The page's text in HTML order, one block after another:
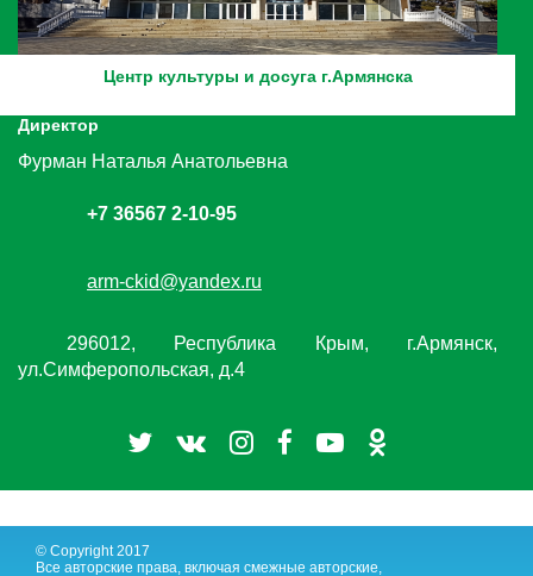
Центр культуры и досуга г.Армянска
Директор
Фурман Наталья Анатольевна
+7 36567 2-10-95
arm-ckid@yandex.ru
296012, Республика Крым, г.Армянск,
ул.Симферопольская, д.4
© Copyright 2017
Все авторские права, включая смежные авторские,